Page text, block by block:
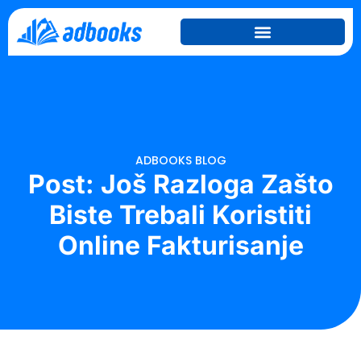
ADBOOKS BLOG
Post: Još Razloga Zašto
Biste Trebali Koristiti
Online Fakturisanje